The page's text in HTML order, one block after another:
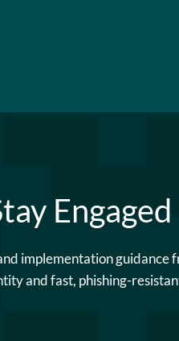
Engaged
implementation guidance
and fast, phishing-